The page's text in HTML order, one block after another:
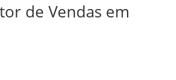
de Vendas em